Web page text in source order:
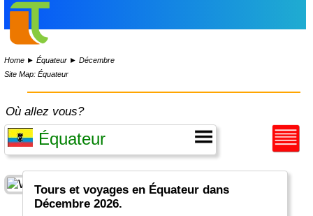
Home ►Équateur ►Décembre
Site Map: Équateur
Où allez vous?
Tours et voyages en Équateur dans
Décembre 2026.